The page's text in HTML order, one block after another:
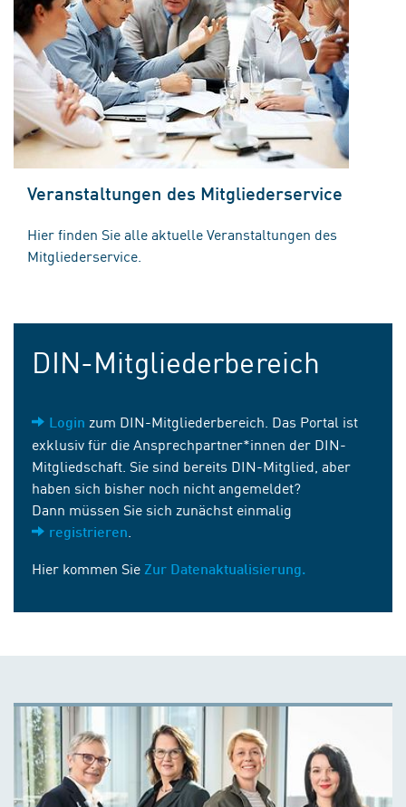
Veranstaltungen des Mitgliederservice
Hier finden Sie alle aktuelle Veranstaltungen des
Mitgliederservice.
DIN-Mitgliederbereich
Login zum DIN-Mitgliederbereich. Das Portal ist
exklusiv für die Ansprechpartner*innen der DIN-
Mitgliedschaft. Sie sind bereits DIN-Mitglied, aber
haben sich bisher noch nicht angemeldet?
Dann müssen Sie sich zunächst einmalig
registrieren
Hier kommen Sie Zur Datenaktualisierung.